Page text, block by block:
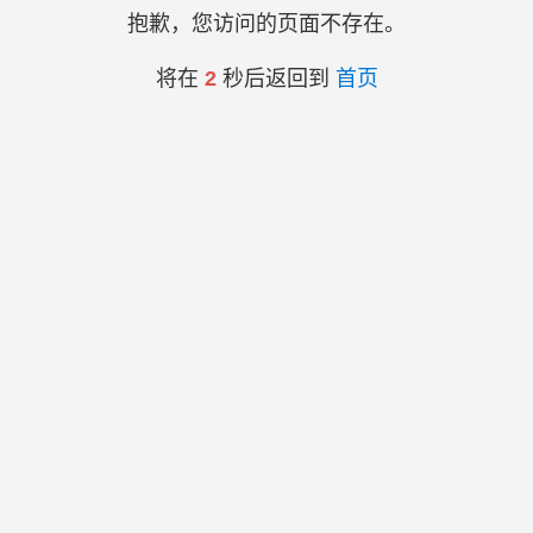
抱歉，您访问的页面不存在。
将在 2秒后返回到 首页